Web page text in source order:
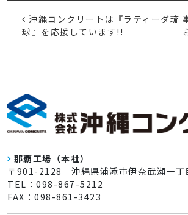
投稿ナビゲーション
沖縄コンクリートは『ラティーダ琉
球』を応援しています!!
那覇工場（本社）
〒901-2128 沖縄県浦添市伊奈武瀬一丁
TEL：098-867-5212
FAX：098-861-3423